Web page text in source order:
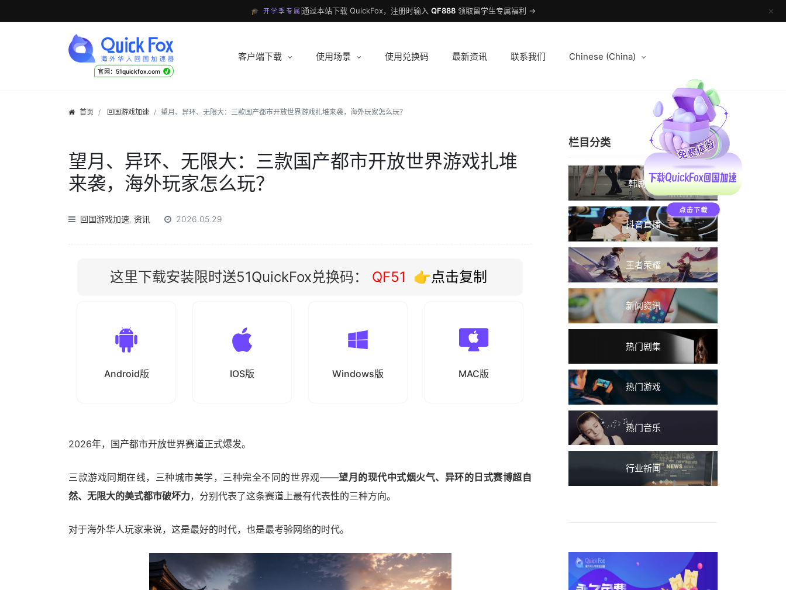
🎓 开学季专属 通过本站下载 QuickFox，注册时输入 QF888领取留学生专属福利 → ✕
官网：51quickfox.com √
客户端下载 使用场景 使用兑换码 最新资讯 联系我们 Chinese (China)
首页 回国游戏加速 望月、异环、无限大：三款国产都市开放世界游戏扎堆来袭，海外玩家怎么玩？
望月、异环、无限大：三款国产都市开放世界游戏扎堆
来袭，海外玩家怎么玩？
回国游戏加速, 资讯 2026.05.29
这里下载安装限时送51QuickFox兑换码： QF51 👉点击复制
Android版 IOS版 Windows版 MAC版
2026年，国产都市开放世界赛道正式爆发。
三款游戏同期在线，三种城市美学，三种完全不同的世界观——望月的现代中式烟火气、异环的日式赛博超自
然、无限大的美式都市破坏力，分别代表了这条赛道上最有代表性的三种方向。
对于海外华人玩家来说，这是最好的时代，也是最考验网络的时代。
栏目分类
韩剧TV
抖音直播
王者荣耀
新闻资讯
热门剧集
热门游戏
热门音乐
行业新闻